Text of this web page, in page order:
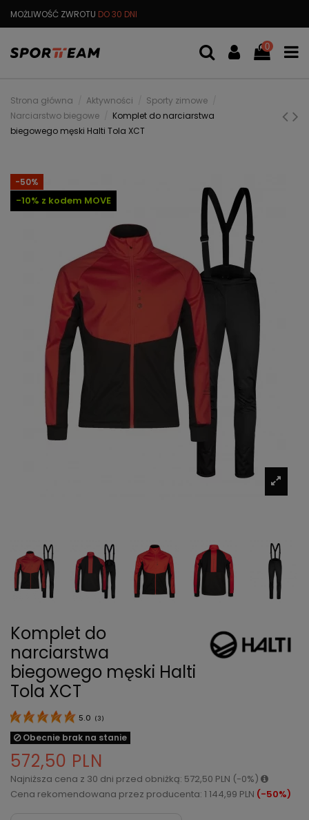
MOŻLIWOŚĆ ZWROTU DO 30 DNI
0
Strona główna Aktywności
Sporty zimowe
Narciarstwo biegowe
Komplet do narciarstwa
biegowego męski Halti Tola XCT
-50%
-10% z kodem MOVE
Komplet do
narciarstwa
biegowego męski Halti
Tola XCT
5.0 ( 3)
Obecnie brak na stanie
572,50 PLN
Najniższa cena z 30 dni przed obniżką: 572,50 PLN (-0%)
Cena rekomendowana przez producenta: 1 144,99 PLN (-50%)